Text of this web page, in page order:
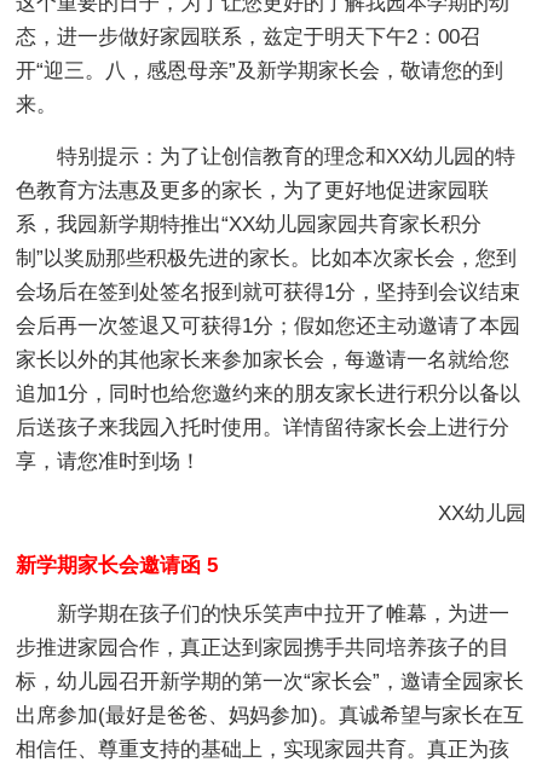
态，进一步做好家园联系，兹定于明天下午2：00召
开“迎三。八，感恩母亲”及新学期家长会，敬请您的到
来。
特别提示：为了让创信教育的理念和XX幼儿园的特
色教育方法惠及更多的家长，为了更好地促进家园联
系，我园新学期特推出“XX幼儿园家园共育家长积分
制”以奖励那些积极先进的家长。比如本次家长会，您到
会场后在签到处签名报到就可获得1分，坚持到会议结束
会后再一次签退又可获得1分；假如您还主动邀请了本园
家长以外的其他家长来参加家长会，每邀请一名就给您
追加1分，同时也给您邀约来的朋友家长进行积分以备以
后送孩子来我园入托时使用。详情留待家长会上进行分
享，请您准时到场！
XX幼儿园
新学期家长会邀请函 5
新学期在孩子们的快乐笑声中拉开了帷幕，为进一
步推进家园合作，真正达到家园携手共同培养孩子的目
标，幼儿园召开新学期的第一次“家长会”，邀请全园家长
出席参加(最好是爸爸、妈妈参加)。真诚希望与家长在互
相信任、尊重支持的基础上，实现家园共育。真正为孩